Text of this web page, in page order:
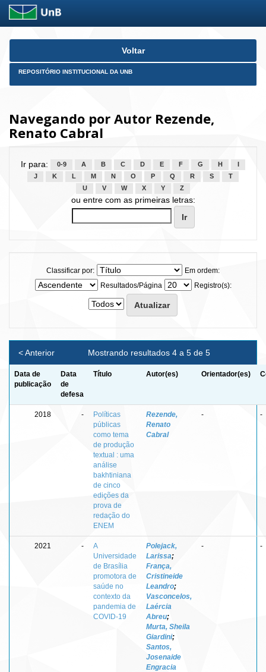
Skip
Voltar
REPOSITÓRIO INSTITUCIONAL DA UNB
Navegando por Autor Rezende,
Renato Cabral
Ir para: 0-9 A B C D E F G H
J
K L M N O P Q R S
T
U
V W X Y Z
ou entre com as primeiras letras:
Classificar por:
Em ordem:
Resultados/Página
Registro(s):
Mostrando resultados 4 a 5 de 5
< Anterior
Data de
publicação
Data
de
defesa
Título Autor(es) Orientador(es)
2018 -
Políticas
públicas
como tema
de produção
textual : uma
análise
bakhtiniana
de cinco
edições da
prova de
redação do
ENEM
Rezende,
Renato
Cabral
- -
2021 -
A
Universidade
de Brasília
promotora de
saúde no
contexto da
pandemia de
COVID-19
Polejack,
Larissa;
França,
Cristineide
Leandro;
Vasconcelos,
Laércia
Abreu;
Murta, Sheila
Giardini;
Santos,
Josenaide
Engracia
- -